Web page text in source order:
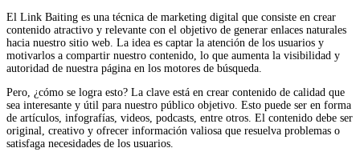
El Link Baiting es una técnica de marketing digital que consiste en crear
contenido atractivo y relevante con el objetivo de generar enlaces naturales
hacia nuestro sitio web. La idea es captar la atención de los usuarios y
motivarlos a compartir nuestro contenido, lo que aumenta la visibilidad y
autoridad de nuestra página en los motores de búsqueda.
Pero, ¿cómo se logra esto? La clave está en crear contenido de calidad que
sea interesante y útil para nuestro público objetivo. Esto puede ser en forma
de artículos, infografías, videos, podcasts, entre otros. El contenido debe ser
original, creativo y ofrecer información valiosa que resuelva problemas o
satisfaga necesidades de los usuarios.